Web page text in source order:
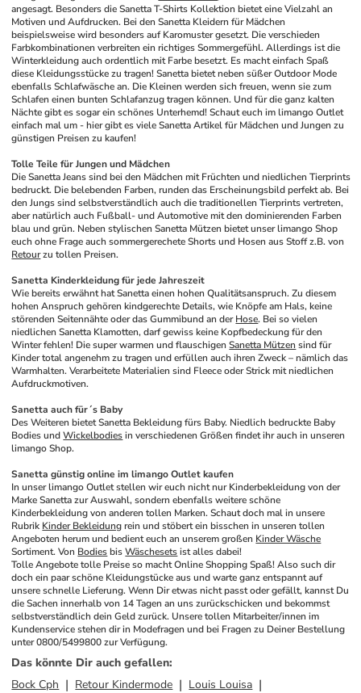
angesagt. Besonders die Sanetta T-Shirts Kollektion bietet eine Vielzahl an
Motiven und Aufdrucken. Bei den Sanetta Kleidern für Mädchen
beispielsweise wird besonders auf Karomuster gesetzt. Die verschieden
Farbkombinationen verbreiten ein richtiges Sommergefühl. Allerdings ist die
Winterkleidung auch ordentlich mit Farbe besetzt. Es macht einfach Spaß
diese Kleidungsstücke zu tragen! Sanetta bietet neben süßer Outdoor Mode
ebenfalls Schlafwäsche an. Die Kleinen werden sich freuen, wenn sie zum
Schlafen einen bunten Schlafanzug tragen können. Und für die ganz kalten
Nächte gibt es sogar ein schönes Unterhemd! Schaut euch im limango Outlet
einfach mal um - hier gibt es viele Sanetta Artikel für Mädchen und Jungen zu
günstigen Preisen zu kaufen!
Tolle Teile für Jungen und Mädchen
Die Sanetta Jeans sind bei den Mädchen mit Früchten und niedlichen Tierprints
bedruckt. Die belebenden Farben, runden das Erscheinungsbild perfekt ab. Bei
den Jungs sind selbstverständlich auch die traditionellen Tierprints vertreten,
aber natürlich auch Fußball- und Automotive mit den dominierenden Farben
blau und grün. Neben stylischen Sanetta Mützen bietet unser limango Shop
Retour zu tollen Preisen.
Sanetta Kinderkleidung für jede Jahreszeit
Wie bereits erwähnt hat Sanetta einen hohen Qualitätsanspruch. Zu diesem
hohen Anspruch gehören kindgerechte Details, wie Knöpfe am Hals, keine
störenden Seitennähte oder das Gummibund an der Hose. Bei so vielen
niedlichen Sanetta Klamotten, darf gewiss keine Kopfbedeckung für den
Winter fehlen! Die super warmen und flauschigen Sanetta Mützen sind für
Kinder total angenehm zu tragen und erfüllen auch ihren Zweck – nämlich das
Warmhalten. Verarbeitete Materialien sind Fleece oder Strick mit niedlichen
Aufdruckmotiven.
Sanetta auch für´s Baby
Des Weiteren bietet Sanetta Bekleidung fürs Baby. Niedlich bedruckte Baby
Bodies und Wickelbodies in verschiedenen Größen findet ihr auch in unseren
limango Shop.
Sanetta günstig online im limango Outlet kaufen
In unser limango Outlet stellen wir euch nicht nur Kinderbekleidung von der
Marke Sanetta zur Auswahl, sondern ebenfalls weitere schöne
Kinderbekleidung von anderen tollen Marken. Schaut doch mal in unsere
Rubrik Kinder Bekleidung rein und stöbert ein bisschen in unseren tollen
Angeboten herum und bedient euch an unserem großen Kinder Wäsche
Sortiment. Von Bodies bis Wäschesets ist alles dabei!
Tolle Angebote tolle Preise so macht Online Shopping Spaß! Also such dir
doch ein paar schöne Kleidungstücke aus und warte ganz entspannt auf
unsere schnelle Lieferung. Wenn Dir etwas nicht passt oder gefällt, kannst Du
die Sachen innerhalb von 14 Tagen an uns zurückschicken und bekommst
selbstverständlich dein Geld zurück. Unsere tollen Mitarbeiter/innen im
Kundenservice stehen dir in Modefragen und bei Fragen zu Deiner Bestellung
unter 0800/5499800 zur Verfügung.
Das könnte Dir auch gefallen:
Bock Cph
Retour Kindermode
Louis Louisa